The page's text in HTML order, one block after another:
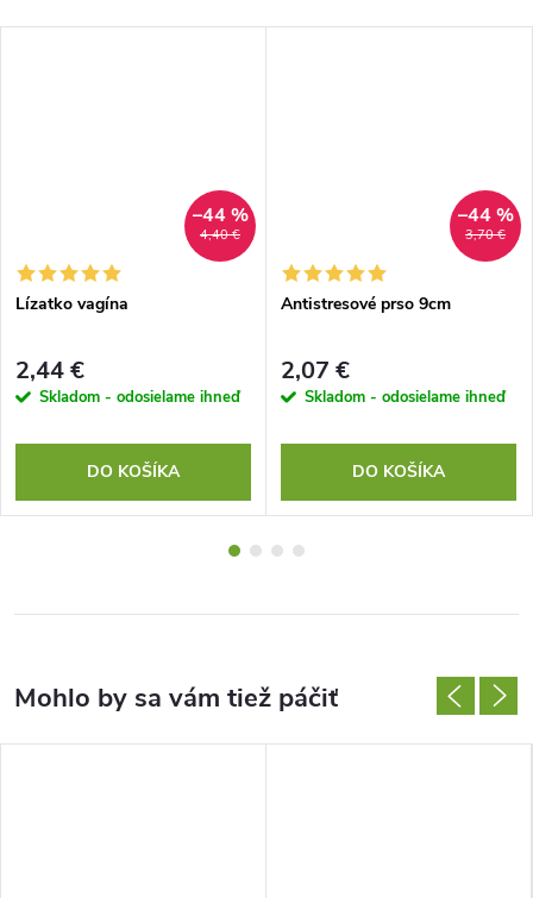
4,40 €
–44 %
Lízatko vagína
2,44 €
Skladom - odosielame ihneď
DO KOŠÍKA
3,70 €
–44 %
Antistresové prso 9cm
2,07 €
Skladom - odosielame ihneď
DO KOŠÍKA